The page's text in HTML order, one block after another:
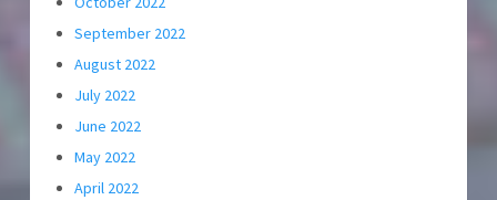
September 2022
August 2022
July 2022
June 2022
May 2022
April 2022